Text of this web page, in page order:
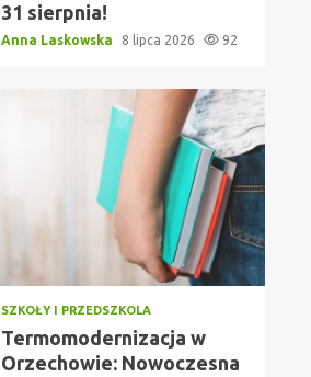
31 sierpnia!
Anna Laskowska 8 lipca 2026 92
SZKOŁY I PRZEDSZKOLA
Termomodernizacja w
Orzechowie: Nowoczesna